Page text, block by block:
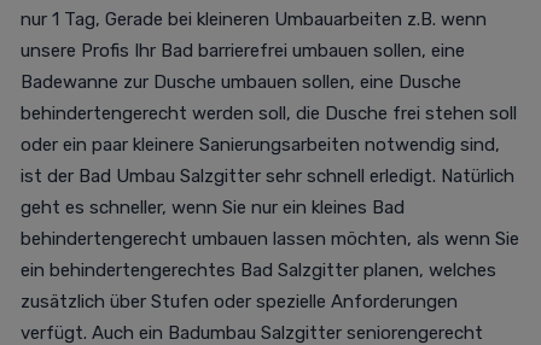
nur 1 Tag, Gerade bei kleineren Umbauarbeiten z.B. wenn
unsere Profis Ihr Bad barrierefrei umbauen sollen, eine
Badewanne zur Dusche umbauen sollen, eine Dusche
behindertengerecht werden soll, die Dusche frei stehen soll
oder ein paar kleinere Sanierungsarbeiten notwendig sind,
ist der Bad Umbau Salzgitter sehr schnell erledigt. Natürlich
geht es schneller, wenn Sie nur ein kleines Bad
behindertengerecht umbauen lassen möchten, als wenn Sie
ein behindertengerechtes Bad Salzgitter planen, welches
zusätzlich über Stufen oder spezielle Anforderungen
verfügt. Auch ein Badumbau Salzgitter seniorengerecht